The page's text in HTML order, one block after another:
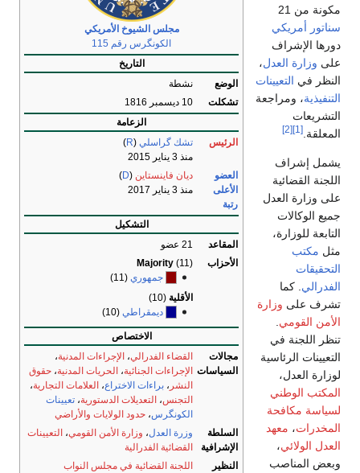
مجلس الشيوخ الأمريكي
الكونگرس رقم 115
التاريخ
الوضع
نشطة
تشكلت
الزعامة
الرئيس
تشك گراسلي(
R
)
منذ 3 يناير 2015
العضو
الأعلى
رتبة
ديان فاينستاين(
D
)
منذ 3 يناير 2017
التشكيل
المقاعد
الأحزاب
Majority(11)
جمهوري(11)
الأقلية(10)
ديمقراطي(10)
الاختصاص
مجالات
السياسات
القضاء الفدرالي ،الإجراءات المدنية،
الإجراءات الجنائية،الحريات المدنية،حقوق
النشر،براءات الاختراع، العلامات التجارية،
التجنس،التعديلات الدستورية،تعيينات
الكونگرس ،حدود الولايات والأراضي
السلطة
الإشرافية
وزرة العدل،وزارة الأمن القومي،التعيينات
القضائية الفدرالية
النظير
اللجنة القضائية في مجلس النواب
مكونة من 21
سناتور أمريكي
دورها الإشراف
علىوزارة العدل،
النظر فيالتعيينات
التنفيذية، ومراجعة
التشريعات
المعلقة.
[2]
يشمل إشراف
اللجنة القضائية
على وزارة العدل
جميع الوكالات
التابعة للوزارة،
مثلمكتب
التحقيقات
الفدرالي. كما
تشرف علىوزارة
الأمن القومي.
تنظر اللجنة في
التعيينات الرئاسية
لوزارة العدل،
المكتب الوطني
لسياسة مكافحة
المخدرات،معهد
العدل الولائي،
وبعض المناصب